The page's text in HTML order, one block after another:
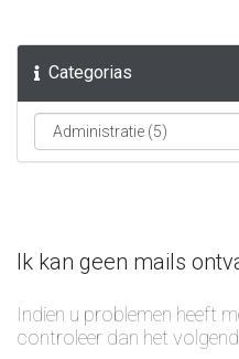
Categorias
Ik kan geen mails
Indien u problemen heeft
controleer dan het